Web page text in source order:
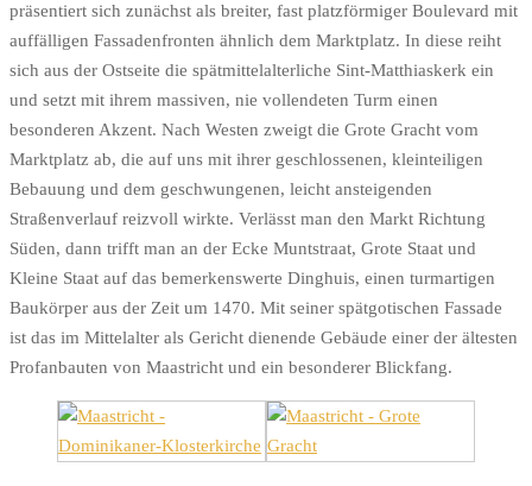
präsentiert sich zunächst als breiter, fast platzförmiger Boulevard mit
auffälligen Fassadenfronten ähnlich dem Marktplatz. In diese reiht
sich aus der Ostseite die spätmittelalterliche Sint-Matthiaskerk ein
und setzt mit ihrem massiven, nie vollendeten Turm einen
besonderen Akzent. Nach Westen zweigt die Grote Gracht vom
Marktplatz ab, die auf uns mit ihrer geschlossenen, kleinteiligen
Bebauung und dem geschwungenen, leicht ansteigenden
Straßenverlauf reizvoll wirkte. Verlässt man den Markt Richtung
Süden, dann trifft man an der Ecke Muntstraat, Grote Staat und
Kleine Staat auf das bemerkenswerte Dinghuis, einen turmartigen
Baukörper aus der Zeit um 1470. Mit seiner spätgotischen Fassade
ist das im Mittelalter als Gericht dienende Gebäude einer der ältesten
Profanbauten von Maastricht und ein besonderer Blickfang.